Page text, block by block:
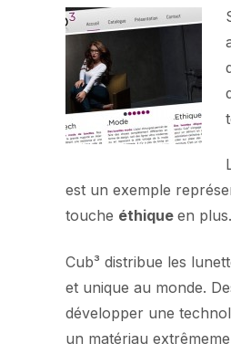
est un exemple
touche éthique en plus.
Cub³ distribue les
et unique au monde.
développer une
un matériau